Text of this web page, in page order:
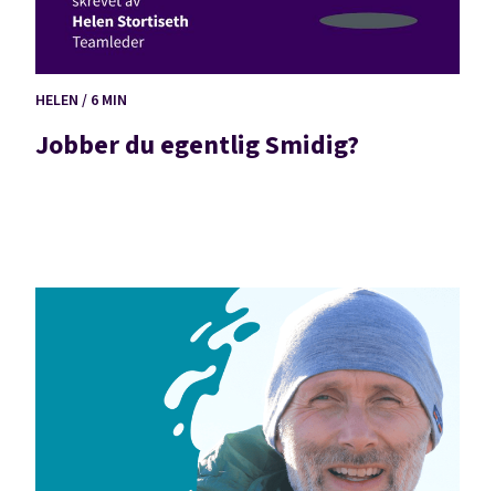
HELEN / 6 MIN
Jobber du egentlig Smidig?